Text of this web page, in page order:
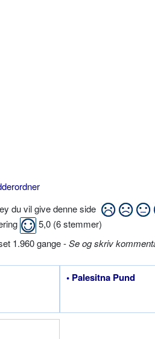
du vil give denne side
5,0 (6stemmer)
1.960 gange -Se og skriv
• Palesitna Pund